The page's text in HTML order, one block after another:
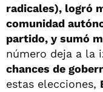
radicales), logró
comunidad
partido, y sumó
número deja a la
chances de
estas elecciones,